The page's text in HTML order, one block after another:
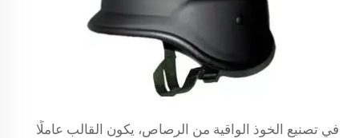
في تصنيع الخوذ الواقية من الرصاص، يكون القالب عاملًا